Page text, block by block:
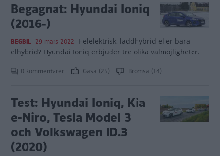
Begagnat: Hyundai Ioniq
(2016-)
BEGBIL 29 mars 2022 Helelektrisk, laddhybrid eller bara
elhybrid? Hyundai Ioniq erbjuder tre olika valmöjligheter.
0 kommentarer Gasa (25) Bromsa (14)
Test: Hyundai Ioniq, Kia
e-Niro, Tesla Model 3
och Volkswagen ID.3
(2020)